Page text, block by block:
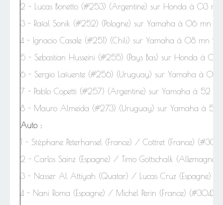
2 - Lucas Bonetto (#253) (Argentine) sur Honda à 03
3 - Rafal Sonik (#252) (Pologne) sur Yamaha à 06 mn
4 - Ignacio Casale (#251) (Chili) sur Yamaha à 08 mn 26
5 - Sebastian Husseini (#255) (Pays Bas) sur Honda à 08
6 - Sergio Lafuente (#256) (Uruguay) sur Yamaha à 09
7 - Pablo Copetti (#257) (Argentine) sur Yamaha à 52
8 - Mauro Almeida (#273) (Uruguay) sur Yamaha à 54
Auto :
1 - Stéphane Peterhansel (France) / Cottret (France)
2 - Carlos Sainz (Espagne) / Timo Gottschalk
3 - Nasser Al Attiyah (Quatar) / Lucas Cruz (Espagne)
4 - Nani Roma (Espagne) / Michel Perin (France) (#304)